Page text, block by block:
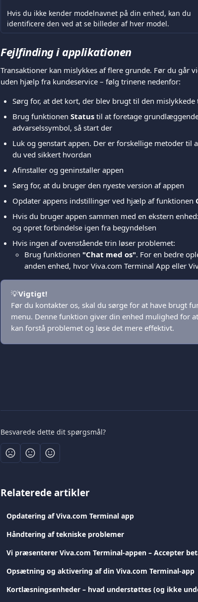
Hvis du ikke kender modelnavnet på din enhed, kan du
identificere den ved at se billeder af hver model.
Fejlfinding i applikationen
Transaktioner kan mislykkes af flere grunde. Før du går
uden hjælp fra kundeservice – følg trinene nedenfor:
Sørg for, at det kort, der blev brugt til den
Brug funktionen Status til at foretage
advarselssymbol, så start der
Luk og genstart appen. Der er forskellige metoder til
du ved sikkert hvordan
Afinstaller og geninstaller appen
Sørg for, at du bruger den nyeste version af appen
Opdater appens indstillinger ved hjælp af funktionen
Hvis du bruger appen sammen med en ekstern
og opret forbindelse igen fra begyndelsen
Hvis ingen af ovenstående trin løser problemet:
Brug funktionen "Chat med os". For en bedre
anden enhed, hvor Viva.com Terminal App eller
💡Vigtigt!
Før du kontakter os, skal du sørge for at have brugt
menu. Denne funktion giver din enhed mulighed for
kan forstå problemet og løse det mere effektivt.
Besvarede dette dit spørgsmål?
Relaterede artikler
Opdatering af Viva.com Terminal app
Håndtering af tekniske problemer
Vi præsenterer Viva.com Terminal-appen – Accepter
Opsætning og aktivering af din Viva.com Terminal-app
Kortlæsningsenheder – hvad understøttes (og ikke